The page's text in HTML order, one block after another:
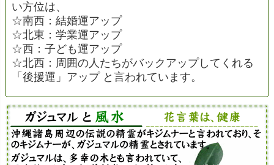
い方位は、
☆南西：結婚運アップ
☆北東：学業運アップ
☆西：子ども運アップ
☆北西：周囲の人たちがバックアップしてくれる
「後援運」アップ と言われています。